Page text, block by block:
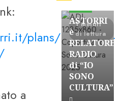
plans/iscrizione-
a
1 minuti
di lettura
ASTORRI
è
RELATORE
RADIO
di “IO
SONO
CULTURA”